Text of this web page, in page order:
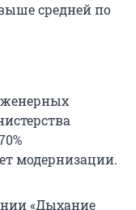
средней по
модернизации.
«Дыхание